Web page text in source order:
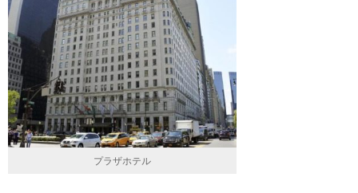
プラザホテル